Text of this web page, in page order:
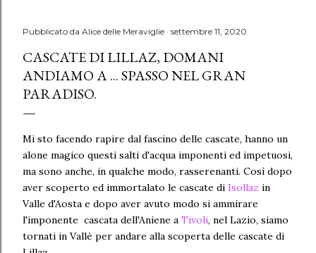
Pubblicato da Alice delle Meraviglie settembre 11, 2020
CASCATE DI LILLAZ, DOMANI
ANDIAMO A ... SPASSO NEL GRAN
PARADISO.
Mi sto facendo rapire dal fascino delle cascate, hanno un
alone magico questi salti d'acqua imponenti ed impetuosi,
ma sono anche, in qualche modo, rasserenanti. Così dopo
aver scoperto ed immortalato le cascate di Isollaz in
Valle d'Aosta e dopo aver avuto modo si ammirare
l'imponente cascata dell'Aniene a Tivoli, nel Lazio, siamo
tornati in Vallè per andare alla scoperta delle cascate di